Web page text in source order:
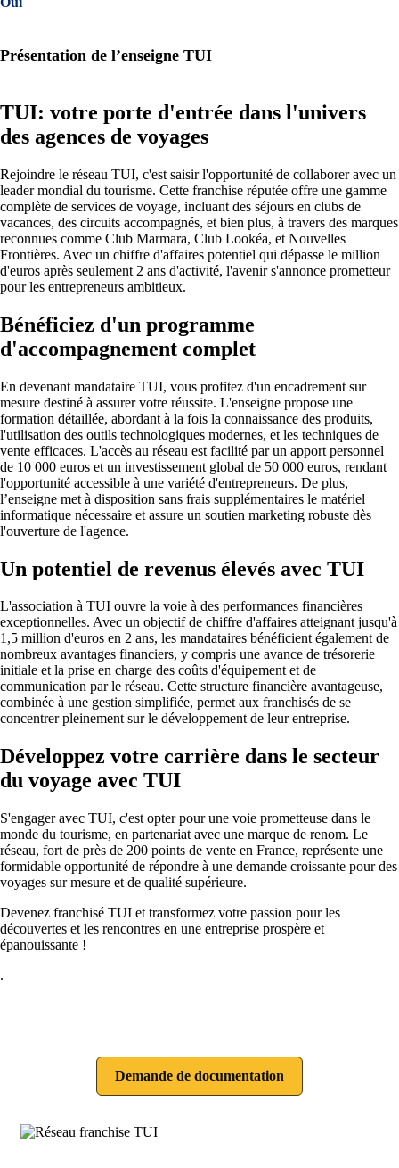
Présentation de l’enseigne TUI
TUI: votre porte d'entrée dans l'univers
des agences de voyages
Rejoindre le réseau TUI, c'est saisir l'opportunité de collaborer avec un
leader mondial du tourisme. Cette franchise réputée offre une gamme
complète de services de voyage, incluant des séjours en clubs de
vacances, des circuits accompagnés, et bien plus, à travers des marques
reconnues comme Club Marmara, Club Lookéa, et Nouvelles
Frontières. Avec un chiffre d'affaires potentiel qui dépasse le million
d'euros après seulement 2 ans d'activité, l'avenir s'annonce prometteur
pour les entrepreneurs ambitieux.
Bénéficiez d'un programme
d'accompagnement complet
En devenant mandataire TUI, vous profitez d'un encadrement sur
mesure destiné à assurer votre réussite. L'enseigne propose une
formation détaillée, abordant à la fois la connaissance des produits,
l'utilisation des outils technologiques modernes, et les techniques de
vente efficaces. L'accès au réseau est facilité par un apport personnel
de 10 000 euros et un investissement global de 50 000 euros, rendant
l'opportunité accessible à une variété d'entrepreneurs. De plus,
l’enseigne met à disposition sans frais supplémentaires le matériel
informatique nécessaire et assure un soutien marketing robuste dès
l'ouverture de l'agence.
Un potentiel de revenus élevés avec TUI
L'association à TUI ouvre la voie à des performances financières
exceptionnelles. Avec un objectif de chiffre d'affaires atteignant jusqu'à
1,5 million d'euros en 2 ans, les mandataires bénéficient également de
nombreux avantages financiers, y compris une avance de trésorerie
initiale et la prise en charge des coûts d'équipement et de
communication par le réseau. Cette structure financière avantageuse,
combinée à une gestion simplifiée, permet aux franchisés de se
concentrer pleinement sur le développement de leur entreprise.
Développez votre carrière dans le secteur
du voyage avec TUI
S'engager avec TUI, c'est opter pour une voie prometteuse dans le
monde du tourisme, en partenariat avec une marque de renom. Le
réseau, fort de près de 200 points de vente en France, représente une
formidable opportunité de répondre à une demande croissante pour des
voyages sur mesure et de qualité supérieure.
Devenez franchisé TUI et transformez votre passion pour les
découvertes et les rencontres en une entreprise prospère et
épanouissante !
.
Demande de documentation